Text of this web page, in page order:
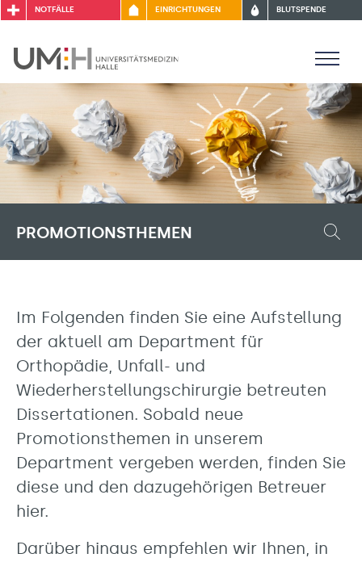
NOTFÄLLE EINRICHTUNGEN BLUTSPENDE
PROMOTIONSTHEMEN
Im Folgenden finden Sie eine Aufstellung
der aktuell am Department für
Orthopädie, Unfall- und
Wiederherstellungschirurgie betreuten
Dissertationen. Sobald neue
Promotionsthemen in unserem
Department vergeben werden, finden Sie
diese und den dazugehörigen Betreuer
hier.
Darüber hinaus empfehlen wir Ihnen, in